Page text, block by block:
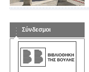
Σύνδεσμοι